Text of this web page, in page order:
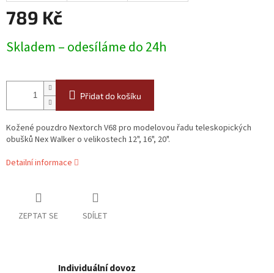
789 Kč
cena:
Skladem – odesíláme do 24h
Přidat do košíku
Kožené pouzdro Nextorch V68 pro modelovou řadu teleskopických
obušků Nex Walker o velikostech 12", 16", 20".
Detailní informace
ZEPTAT SE SDÍLET
Individuální dovoz